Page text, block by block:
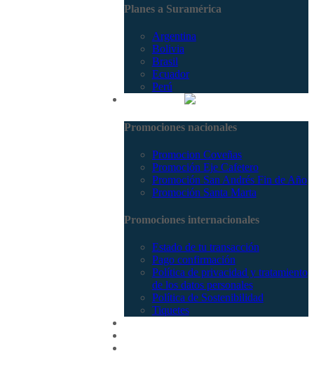
Planes a Suramérica
Argentina
Bolivia
Brasil
Ecuador
Perú
Promociones nacionales
Promocion Coveñas
Promoción Eje Cafetero
Promoción San Andrés Fin de Año
Promoción Santa Marta
Promociones internacionales
Estado de tu transacción
Pago confirmación
Política de privacidad y tratamiento
de los datos personales
Política de Sostenibilidad
Tiquetes